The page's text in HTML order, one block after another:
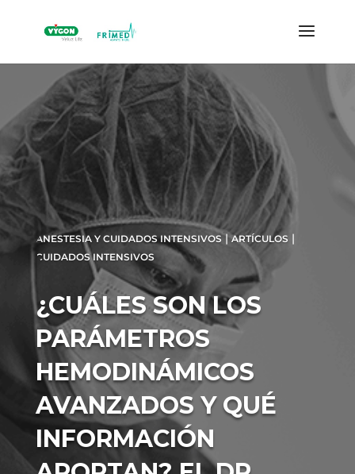
ANESTESIA Y CUIDADOS INTENSIVOS|ARTÍCULOS |
CUIDADOS INTENSIVOS
¿CUÁLES SON LOS
PARÁMETROS
HEMODINÁMICOS
AVANZADOS Y QUÉ
INFORMACIÓN